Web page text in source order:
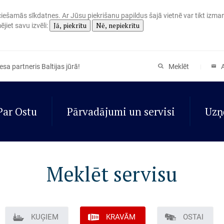
sīkdatnes. Ar Jūsu piekrišanu papildus šajā vietnē var tikt
savu izvēli:
Jā, piekrītu Nē, nepiekrītu
partneris Baltijas jūrā! Meklēt
Ostu Pārvadājumi un servisi
Meklēt servisu
KUĢIEM KRAVĀM OSTAI